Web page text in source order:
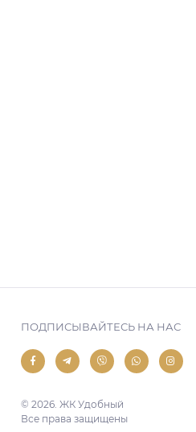
ПОДПИСЫВАЙТЕСЬ НА НАС
© 2026. ЖК Удобный
Все права защищены